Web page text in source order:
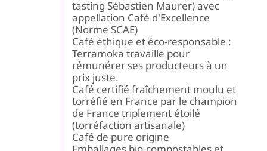
tasting Sébastien Maurer) avec
appellation Café d'Excellence
(Norme SCAE)
Café éthique et éco-responsable :
Terramoka travaille pour
rémunérer ses producteurs à un
prix juste.
Café certifié fraîchement moulu et
torréfié en France par le champion
de France triplement étoilé
(torréfaction artisanale)
Café de pure origine